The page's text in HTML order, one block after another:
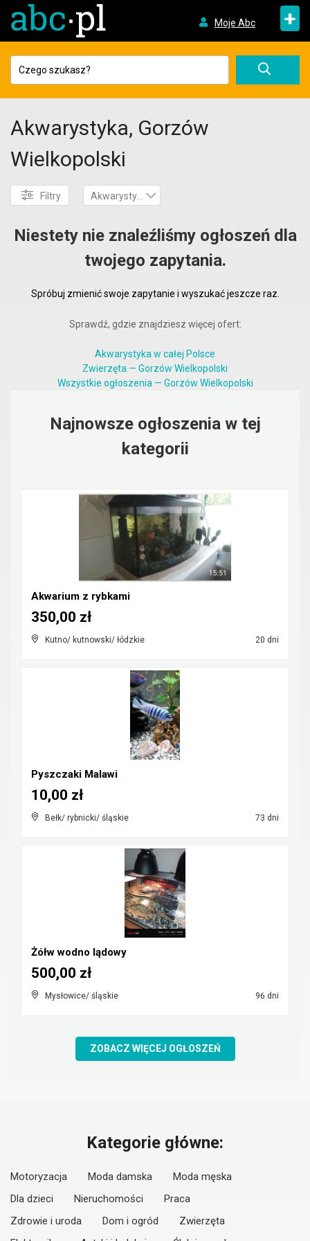
Moje Abc +
Akwarystyka, Gorzów
Wielkopolski
Filtry Akwarystyka
Niestety nie znaleźliśmy ogłoszeń dla
twojego zapytania.
Spróbuj zmienić swoje zapytanie i wyszukać jeszcze raz.
Sprawdź, gdzie znajdziesz więcej ofert:
Akwarystyka w całej Polsce
Zwierzęta — Gorzów Wielkopolski
Wszystkie ogłoszenia — Gorzów Wielkopolski
Najnowsze ogłoszenia w tej
kategorii
Akwarium z rybkami
Kutno/ kutnowski/ łódzkie 20 dni
350,00 zł
Pyszczaki Malawi
Bełk/ rybnicki/ śląskie 73 dni
10,00 zł
Żółw wodno lądowy
Mysłowice/ śląskie 96 dni
500,00 zł
ZOBACZ WIĘCEJ OGŁOSZEŃ
Kategorie główne:
Motoryzacja Moda damska
Moda męska
Dla dzieci
Nieruchomości
Praca
Zdrowie i uroda
Dom i ogród
Zwierzęta